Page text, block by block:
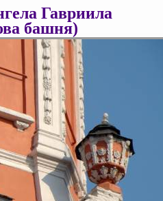
Гавриила
башня)